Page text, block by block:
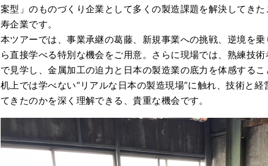
案型」のものづくり企業として多くの製造課題を解決してき
寿企業です。
本ツアーでは、事業承継の葛藤、新規事業への挑戦、逆境を
ら直接学べる特別な機会をご用意。さらに現場では、熟練技
で見学し、金属加工の迫力と日本の製造業の底力を体感するこ
机上では学べない“リアルな日本の製造現場”に触れ、技術と
てきたのかを深く理解できる、貴重な機会です。